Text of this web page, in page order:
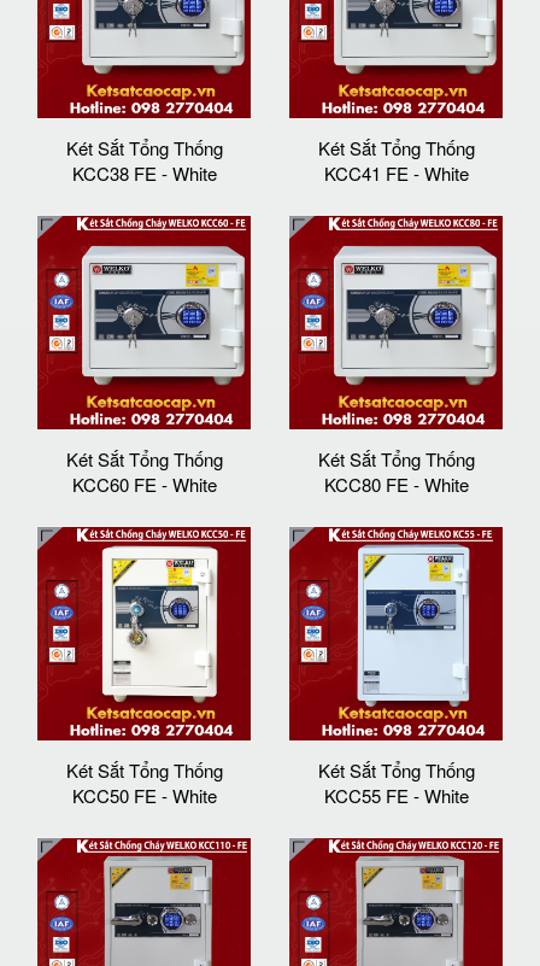
Két Sắt Tổng Thống
KCC38 FE - White
Két Sắt Tổng Thống
KCC41 FE - White
Két Sắt Tổng Thống
KCC60 FE - White
Két Sắt Tổng Thống
KCC80 FE - White
Két Sắt Tổng Thống
KCC50 FE - White
Két Sắt Tổng Thống
KCC55 FE - White